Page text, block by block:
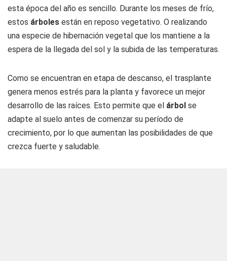
esta época del año es sencillo. Durante los meses de frío,
estos árboles están en reposo vegetativo. O realizando
una especie de hibernación vegetal que los mantiene a la
espera de la llegada del sol y la subida de las temperaturas.
Como se encuentran en etapa de descanso, el trasplante
genera menos estrés para la planta y favorece un mejor
desarrollo de las raíces. Esto permite que el árbol se
adapte al suelo antes de comenzar su período de
crecimiento, por lo que aumentan las posibilidades de que
crezca fuerte y saludable.